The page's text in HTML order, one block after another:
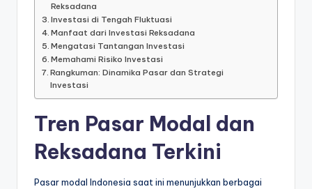
Reksadana
Investasi di Tengah Fluktuasi
Manfaat dari Investasi Reksadana
Mengatasi Tantangan Investasi
Memahami Risiko Investasi
Rangkuman: Dinamika Pasar dan Strategi
Investasi
Tren Pasar Modal dan
Reksadana Terkini
Pasar modal Indonesia saat ini menunjukkan berbagai